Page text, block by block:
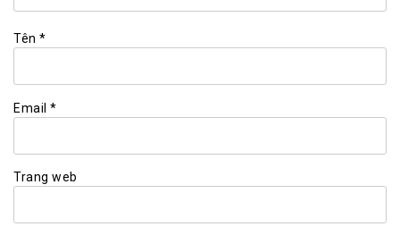
Tên *
Email *
Trang web